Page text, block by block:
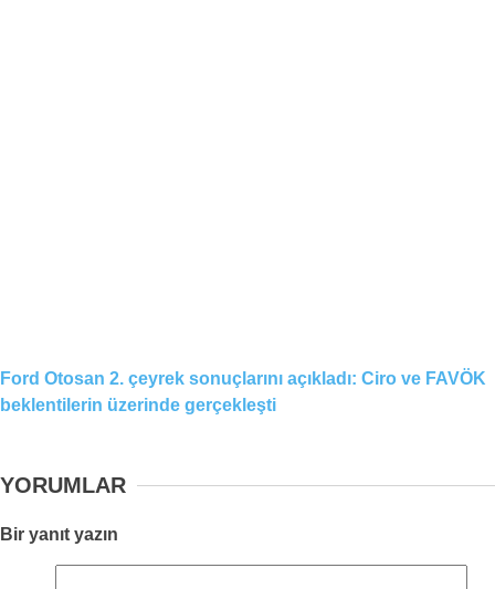
Ford Otosan 2. çeyrek sonuçlarını açıkladı: Ciro ve FAVÖK
beklentilerin üzerinde gerçekleşti
YORUMLAR
Bir yanıt yazın